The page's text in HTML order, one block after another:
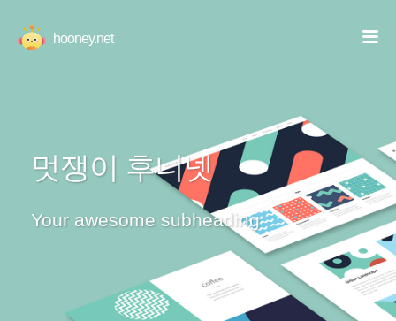
hooney.net
멋쟁이 후니넷
Your awesome subheading